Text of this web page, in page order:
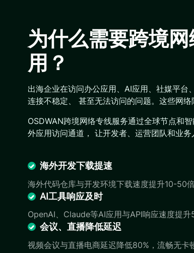
为什么需要跨境
用？
出海企业在访问办公应用、AI应用、社媒平台
连接不稳定、 甚至无法访问的问题。这些网
OSDWAN跨境网络专线服务通过全球节点和
外应用访问通道， 让开发者、运营团队和业
海外开发下载提速
海外代码仓库与开发环境下载速度提升10-50
AI工具响应及时
OpenAI、Claude等AI应用与API响应速度提升
会议、直播降低延迟
视频会议与直播电商延迟降低80%，流畅无卡